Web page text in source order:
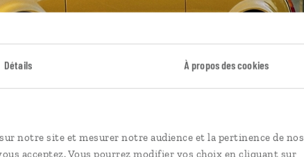
Détails À propos des cookies
notre site et mesurer notre audience et la pertinence de nos
acceptez. Vous pourrez modifier vos choix en cliquant sur
une certaine douceur de vivre à l'italienne